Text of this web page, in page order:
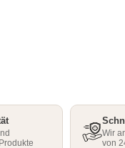
Wir
von